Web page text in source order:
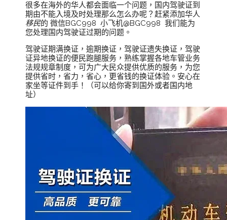
很多在海外的华人都会面临一个问题，国内驾驶证到
期由不能入境及时处理那么怎么办呢？赶紧添加华人
移民的 微信BGC998 小飞机@BGC998 我们能为
您处理国内驾驶证过期的问题。
驾驶证期满换证，逾期换证，驾驶证遗失换证，驾驶
证异地换证的便民跑腿服务，熟练掌握各地车管业务
法规规章制度，可为广大民众提供优质的服务，为您
提供省时，省力，省心，更省钱的换证体验。安心在
家坐等证件到手！（可以给你寄到国外或者国内地
址）